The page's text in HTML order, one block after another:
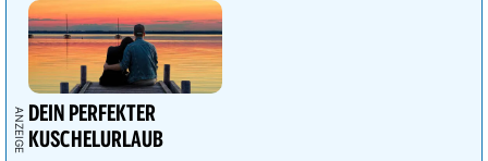
DEIN PERFEKTER
KUSCHELURLAUB